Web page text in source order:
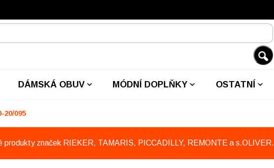
DÁMSKÁ OBUV MÓDNÍ DOPLŇKY OSTATNÍ
20/095
produkty značek RIEKER, TAMARIS, PICCADILLY, REMONTE a s.OLIVER.